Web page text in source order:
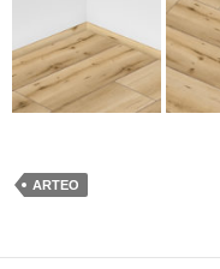
ARTEO